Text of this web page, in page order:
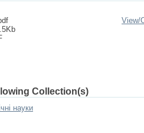
View/
Collection(s)
науки